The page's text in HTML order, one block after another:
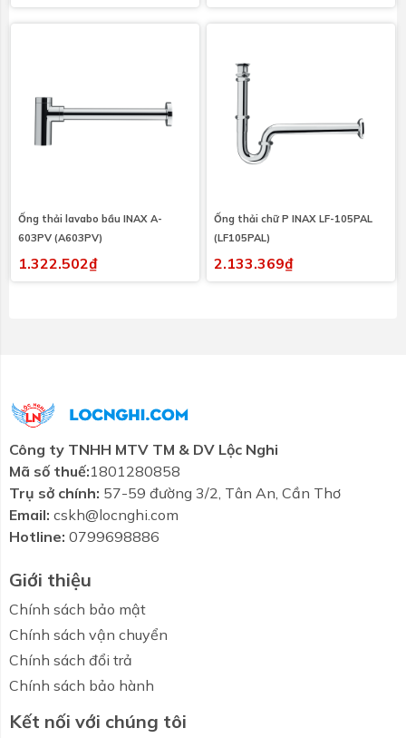
tiết
Thương hiệu
Ống thải lavabo bầu INAX A-
603PV (A603PV)
1.322.502₫
Ống thải chữ P INAX LF-105PAL
(LF105PAL)
2.133.369₫
Công ty TNHH MTV TM & DV Lộc Nghi
Mã số thuế:1801280858
Trụ sở chính: 57-59 đường 3/2, Tân An, Cần Thơ
Email: cskh@locnghi.com
Hotline: 0799698886
Giới thiệu
Chính sách bảo mật
Chính sách vận chuyển
Chính sách đổi trả
Chính sách bảo hành
Kết nối với chúng tôi